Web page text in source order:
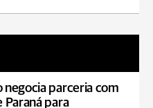
negocia parceria com
Paraná para